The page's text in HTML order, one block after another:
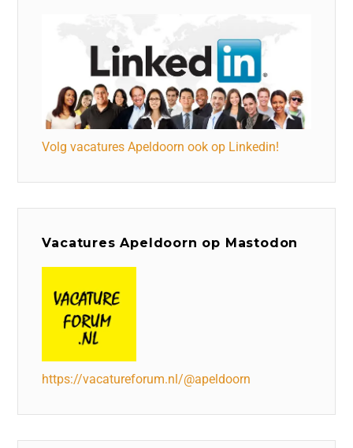
Volg vacatures Apeldoorn ook op Linkedin!
Vacatures Apeldoorn op Mastodon
https://vacatureforum.nl/@apeldoorn